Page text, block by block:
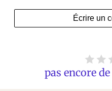
Écrire un
pas encore